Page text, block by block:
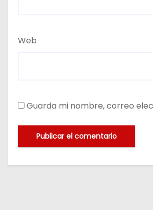
Web
Guarda mi nombre, correo